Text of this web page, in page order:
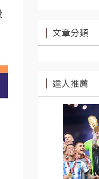
文章分類
達人推薦